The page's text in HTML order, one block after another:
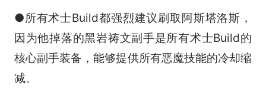
●所有术士Build都强烈建议刷取阿斯塔洛斯，
因为他掉落的黑岩祷文副手是所有术士Build的
核心副手装备，能够提供所有恶魔技能的冷却缩
减。